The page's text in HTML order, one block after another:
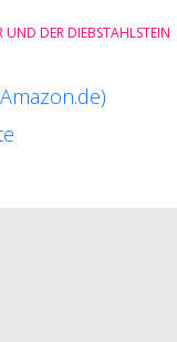
DER DIEBSTAHLSTEIN